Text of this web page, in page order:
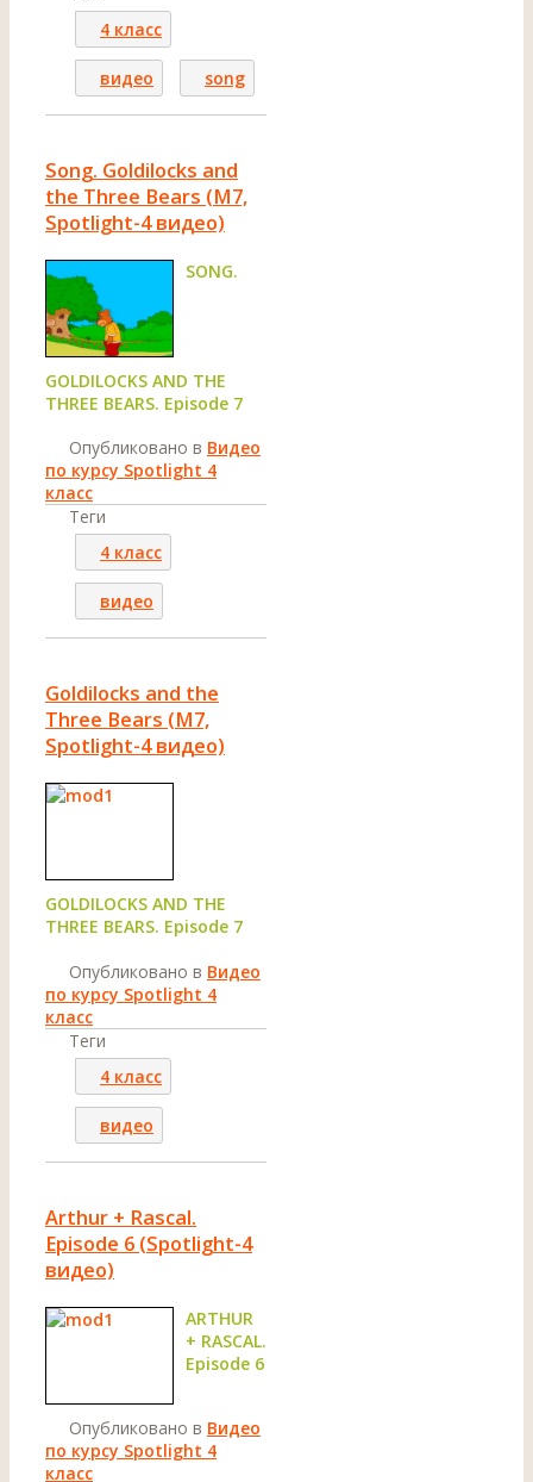
4 класс
видео song
Song. Goldilocks and
the Three Bears (M7,
Spotlight-4 видео)
SONG.
GOLDILOCKS AND THE
THREE BEARS. Episode 7
Опубликовано в Видео
по курсу Spotlight 4
класс
Теги
4 класс
видео
Goldilocks and the
Three Bears (M7,
Spotlight-4 видео)
GOLDILOCKS AND THE
THREE BEARS. Episode 7
Опубликовано в Видео
по курсу Spotlight 4
класс
Теги
4 класс
видео
Arthur + Rascal.
Episode 6 (Spotlight-4
видео)
ARTHUR
+ RASCAL.
Episode 6
Опубликовано в Видео
по курсу Spotlight 4
класс